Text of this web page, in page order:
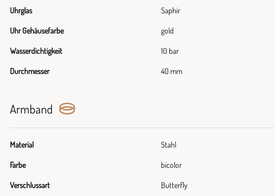
Uhrglas Saphir
Uhr Gehäusefarbe gold
Wasserdichtigkeit 10 bar
Durchmesser 40 mm
Armband
Material Stahl
Farbe bicolor
Verschlussart Butterfly